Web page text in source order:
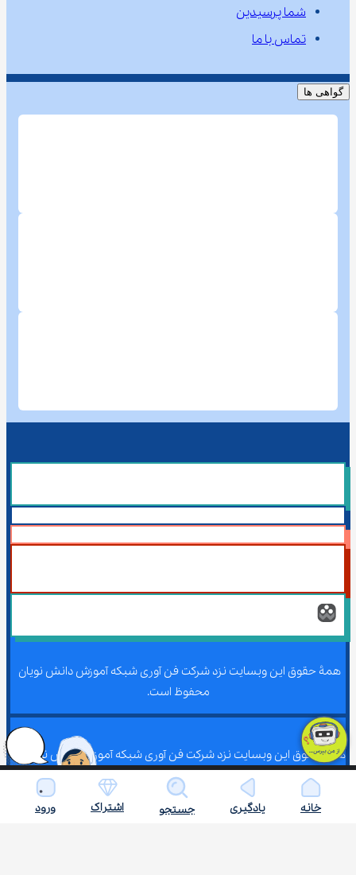
شما پرسیدین
تماس با ما
گواهی ها
همۀ حقوق این وبسایت نزد شرکت فن آوری شبکه آموزش دانش نویان
محفوظ است.
همۀ حقوق این وبسایت نزد شرکت فن آوری شبکه آموزش دانش نویان
محفوظ است.
خانه یادگیری جستجو اشتراک ورود